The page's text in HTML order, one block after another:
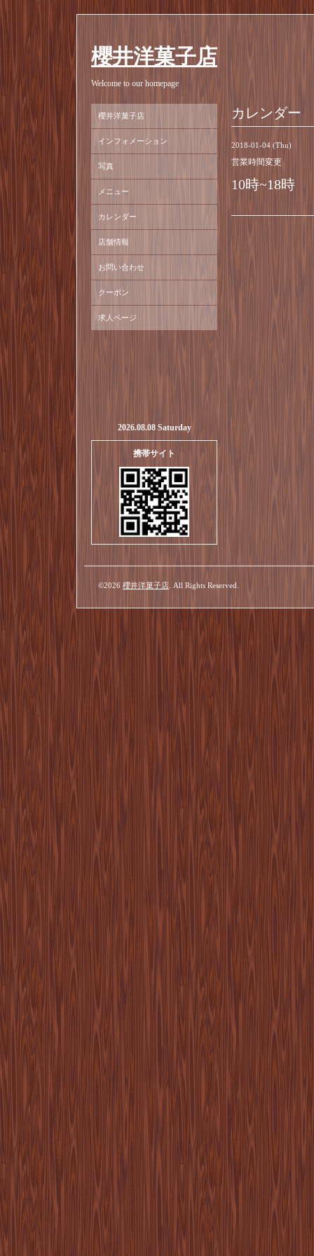
櫻井洋菓子店
Welcome to our homepage
カレンダー
2018-01-04 (Thu)
営業時間変更
10時~18時
櫻井洋菓子店
インフォメーション
写真
メニュー
カレンダー
店舗情報
お問い合わせ
クーポン
求人ページ
2026.08.08 Saturday
携帯サイト
©2026 櫻井洋菓子店 . All Rights Reserved.